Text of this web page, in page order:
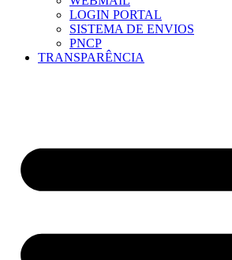
LOGIN PORTAL
SISTEMA DE ENVIOS
PNCP
TRANSPARÊNCIA